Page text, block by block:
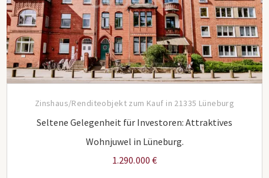
Zinshaus/Renditeobjekt zum Kauf in 21335 Lüneburg
Seltene Gelegenheit für Investoren: Attraktives
Wohnjuwel in Lüneburg.
1.290.000 €